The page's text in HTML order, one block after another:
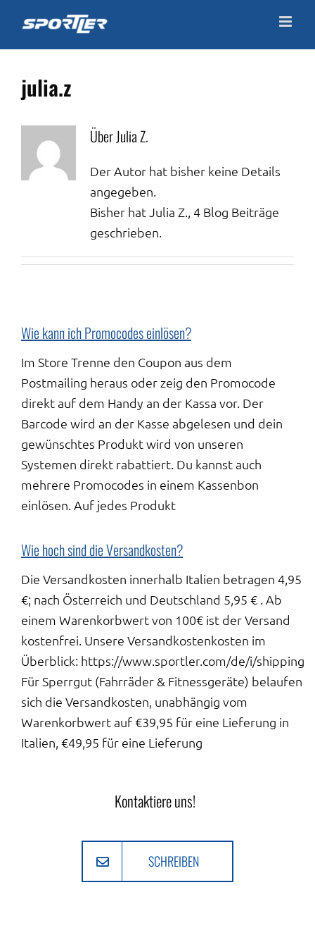
Inhalt
springen
julia.z
ÜberJulia Z.
Der Autor hat bisher keine Details
angegeben.
Bisher hat Julia Z., 4 Blog Beiträge
geschrieben.
Wie kann ich Promocodes einlösen?
Im Store Trenne den Coupon aus dem
Postmailing heraus oder zeig den Promocode
direkt auf dem Handy an der Kassa vor. Der
Barcode wird an der Kasse abgelesen und dein
gewünschtes Produkt wird von unseren
Systemen direkt rabattiert. Du kannst auch
mehrere Promocodes in einem Kassenbon
einlösen. Auf jedes Produkt
Wie hoch sind die Versandkosten?
Die Versandkosten innerhalb Italien betragen 4,95
€; nach Österreich und Deutschland 5,95 € . Ab
einem Warenkorbwert von 100€ ist der Versand
kostenfrei. Unsere Versandkostenkosten im
Überblick: https://www.sportler.com/de/i/shipping
Für Sperrgut (Fahrräder & Fitnessgeräte) belaufen
sich die Versandkosten, unabhängig vom
Warenkorbwert auf €39,95 für eine Lieferung in
Italien, €49,95 für eine Lieferung
Kontaktiere uns!
SCHREIBEN